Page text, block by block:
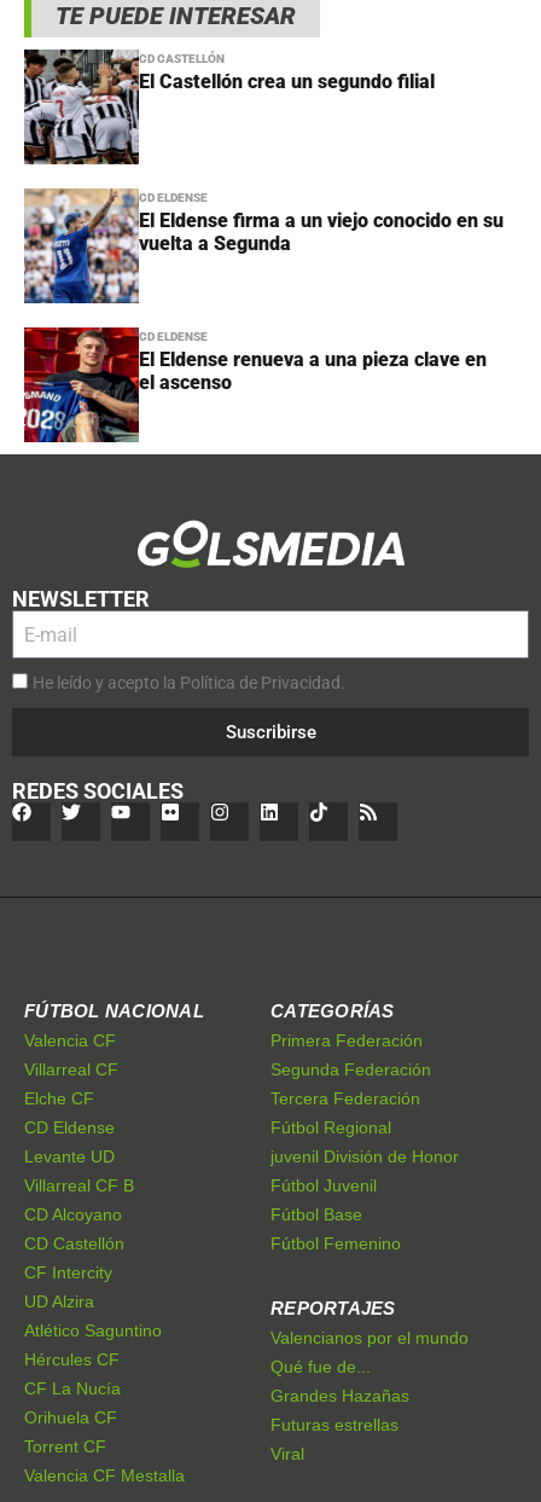
TE PUEDE INTERESAR
CD CASTELLÓN
El Castellón crea un segundo filial
CD ELDENSE
El Eldense firma a un viejo conocido en su
vuelta a Segunda
CD ELDENSE
El Eldense renueva a una pieza clave en
el ascenso
NEWSLETTER
He leído y acepto la Política de Privacidad.
Suscribirse
REDES SOCIALES
FÚTBOL NACIONAL
Valencia CF
Villarreal CF
Elche CF
CD Eldense
Levante UD
Villarreal CF B
CD Alcoyano
CD Castellón
CF Intercity
UD Alzira
Atlético Saguntino
Hércules CF
CF La Nucía
Orihuela CF
Torrent CF
Valencia CF Mestalla
CATEGORÍAS
Primera Federación
Segunda Federación
Tercera Federación
Fútbol Regional
juvenil División de Honor
Fútbol Juvenil
Fútbol Base
Fútbol Femenino
REPORTAJES
Valencianos por el mundo
Qué fue de...
Grandes Hazañas
Futuras estrellas
Viral